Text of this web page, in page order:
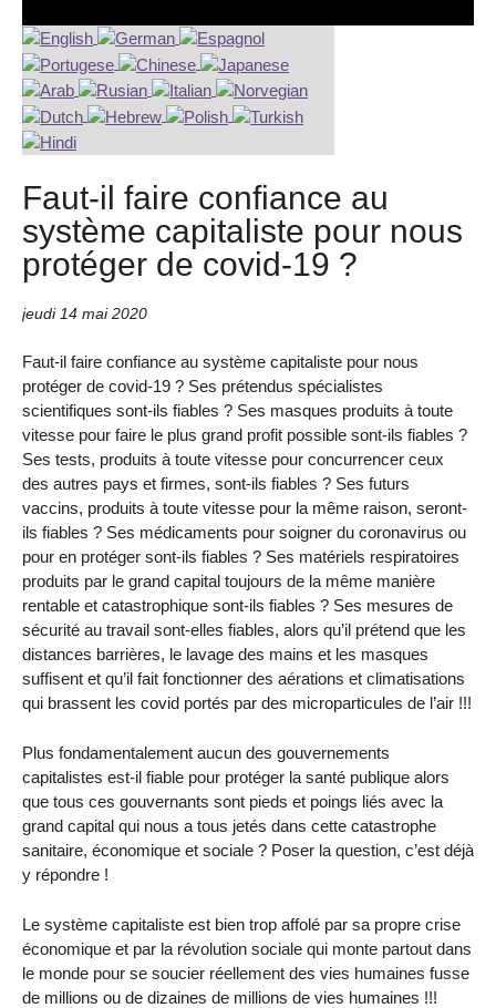
Faut-il faire confiance au
système capitaliste pour nous
protéger de covid-19 ?
jeudi 14 mai 2020
Faut-il faire confiance au système capitaliste pour nous
protéger de covid-19 ? Ses prétendus spécialistes
scientifiques sont-ils fiables ? Ses masques produits à toute
vitesse pour faire le plus grand profit possible sont-ils fiables ?
Ses tests, produits à toute vitesse pour concurrencer ceux
des autres pays et firmes, sont-ils fiables ? Ses futurs
vaccins, produits à toute vitesse pour la même raison, seront-
ils fiables ? Ses médicaments pour soigner du coronavirus ou
pour en protéger sont-ils fiables ? Ses matériels respiratoires
produits par le grand capital toujours de la même manière
rentable et catastrophique sont-ils fiables ? Ses mesures de
sécurité au travail sont-elles fiables, alors qu’il prétend que les
distances barrières, le lavage des mains et les masques
suffisent et qu’il fait fonctionner des aérations et climatisations
qui brassent les covid portés par des microparticules de l’air !!!
Plus fondamentalement aucun des gouvernements
capitalistes est-il fiable pour protéger la santé publique alors
que tous ces gouvernants sont pieds et poings liés avec la
grand capital qui nous a tous jetés dans cette catastrophe
sanitaire, économique et sociale ? Poser la question, c’est déjà
y répondre !
Le système capitaliste est bien trop affolé par sa propre crise
économique et par la révolution sociale qui monte partout dans
le monde pour se soucier réellement des vies humaines fusse
de millions ou de dizaines de millions de vies humaines !!!